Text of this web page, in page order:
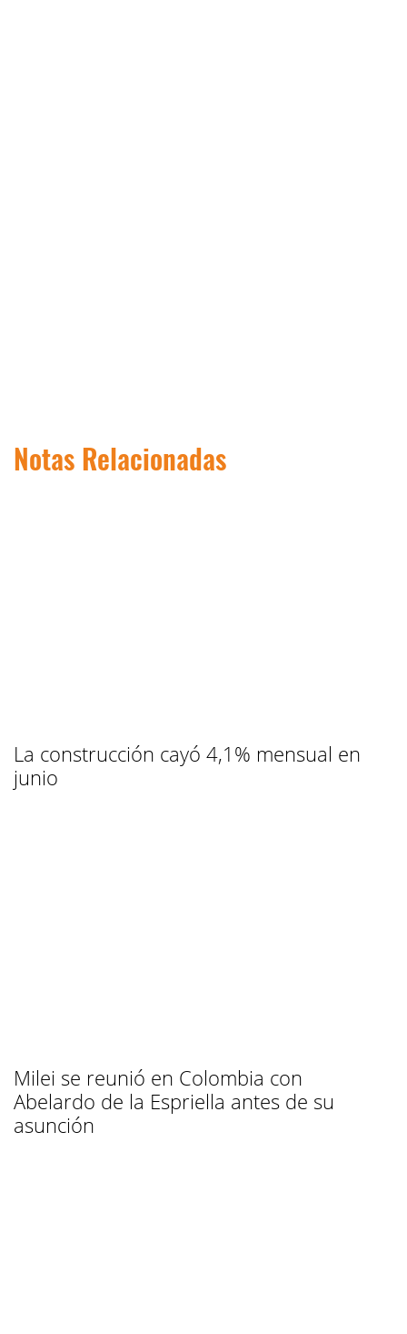
Notas Relacionadas
La construcción cayó 4,1% mensual en
junio
Milei se reunió en Colombia con
Abelardo de la Espriella antes de su
asunción